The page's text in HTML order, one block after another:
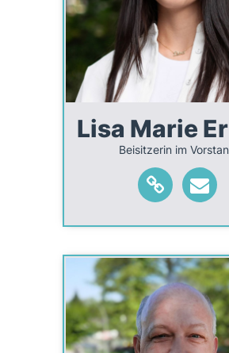
Lisa Marie
Beisitzerin im